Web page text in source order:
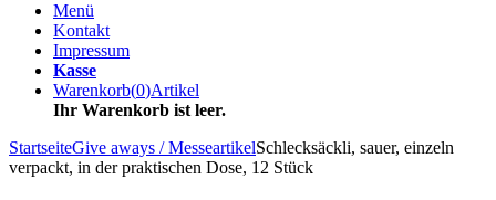
Menü
Kontakt
Impressum
Kasse
Warenkorb(0)Artikel
Ihr Warenkorb ist leer.
StartseiteGive aways / MesseartikelSchlecksäckli, sauer, einzeln
verpackt, in der praktischen Dose, 12 Stück